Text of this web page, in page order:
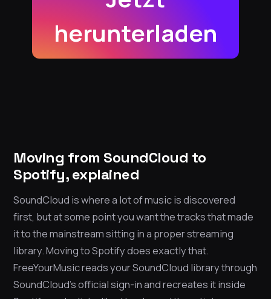
herunterladen
Moving from SoundCloud to
Spotify, explained
SoundCloud is where a lot of music is discovered
first, but at some point you want the tracks that made
it to the mainstream sitting in a proper streaming
library. Moving to Spotify does exactly that.
FreeYourMusic reads your SoundCloud library through
SoundCloud’s official sign-in and recreates it inside